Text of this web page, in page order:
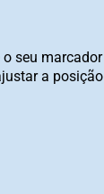
seu marcador
a posição